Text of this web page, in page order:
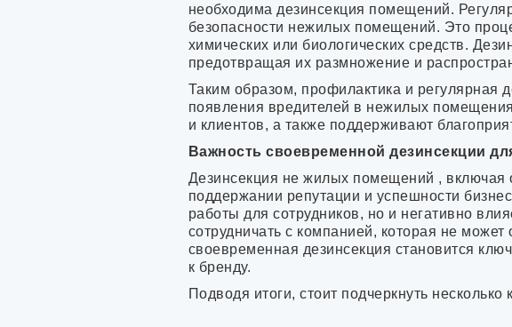
необходима дезинсекция помещений.
безопасности нежилых помещений. Это
химических или биологических средств.
предотвращая их размножение и
Таким образом, профилактика и
появления вредителей в нежилых
и клиентов, а также поддерживают
Важность своевременной дезинсекции
Дезинсекция не жилых помещений ,
поддержании репутации и успешности
работы для сотрудников, но и негативно
сотрудничать с компанией, которая не
своевременная дезинсекция становится
к бренду.
Подводя итоги, стоит подчеркнуть